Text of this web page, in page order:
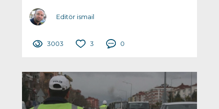
Editör ismail
3003 3 0